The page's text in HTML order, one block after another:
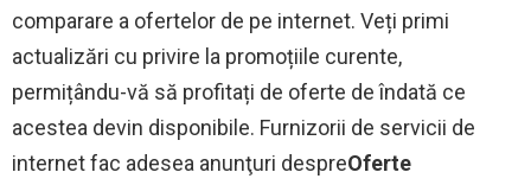
comparare a ofertelor de pe internet. Veți primi
actualizări cu privire la promoțiile curente,
permițându-vă să profitați de oferte de îndată ce
acestea devin disponibile. Furnizorii de servicii de
internet fac adesea anunţuri despreOferte